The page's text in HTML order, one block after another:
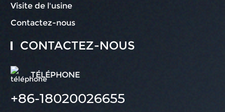
Visite de l'usine
Contactez-nous
CONTACTEZ-NOUS
TÉLÉPHONE
+86-18020026655